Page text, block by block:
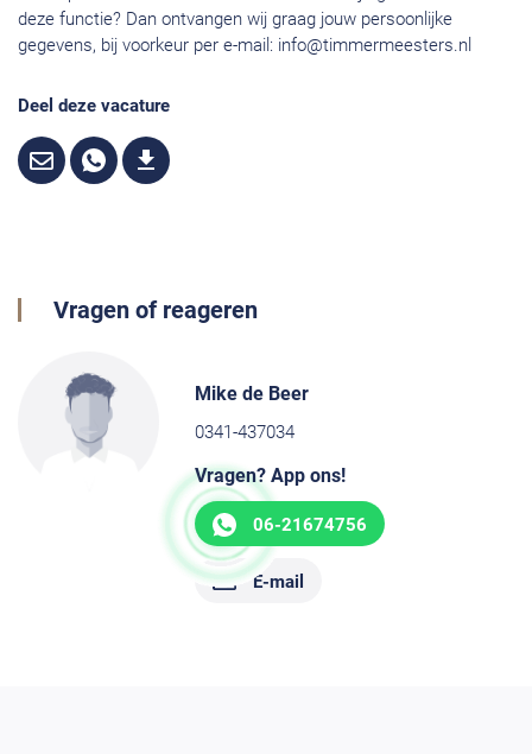
deze functie? Dan ontvangen wij graag jouw persoonlijke
gegevens, bij voorkeur per e-mail: info@timmermeesters.nl
Deel deze vacature
Vragen of reageren
Mike de Beer
0341-437034
Vragen? App ons!
06-21674756
E-mail